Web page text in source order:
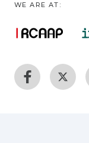
WE ARE AT: